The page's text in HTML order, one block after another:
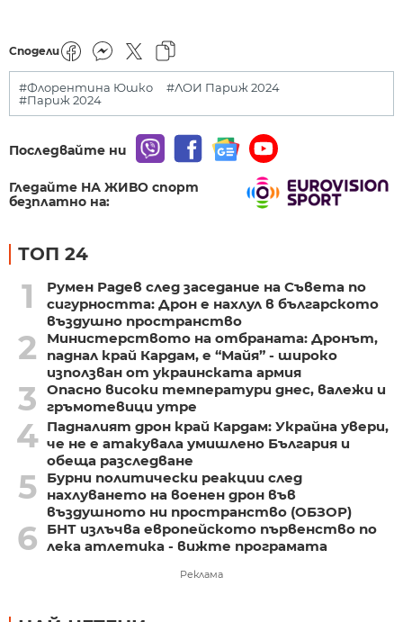
Сподели
#Флорентина Юшко
#ЛОИ Париж 2024
#Париж 2024
Последвайте ни
Гледайте НА ЖИВО спорт
безплатно на:
ТОП 24
1
Румен Радев след заседание на Съвета по
сигурността: Дрон е нахлул в българското
въздушно пространство
2
Министерството на отбраната: Дронът,
паднал край Кардам, е “Майя” - широко
използван от украинската армия
3
Опасно високи температури днес, валежи и
гръмотевици утре
4 Падналият дрон край Кардам: Украйна увери,
че не е атакувала умишлено България и
обеща разследване
5
Бурни политически реакции след
нахлуването на военен дрон във
въздушното ни пространство (ОБЗОР)
6
БНТ излъчва европейското първенство по
лека атлетика - вижте програмата
Реклама